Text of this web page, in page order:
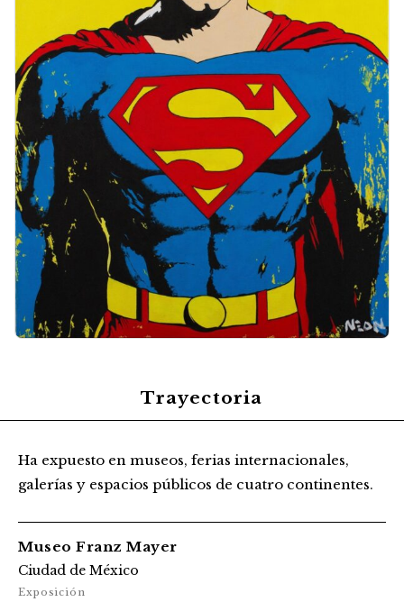
Trayectoria
Ha expuesto en museos, ferias internacionales,
galerías y espacios públicos de cuatro continentes.
Museo Franz Mayer
Ciudad de México
Exposición